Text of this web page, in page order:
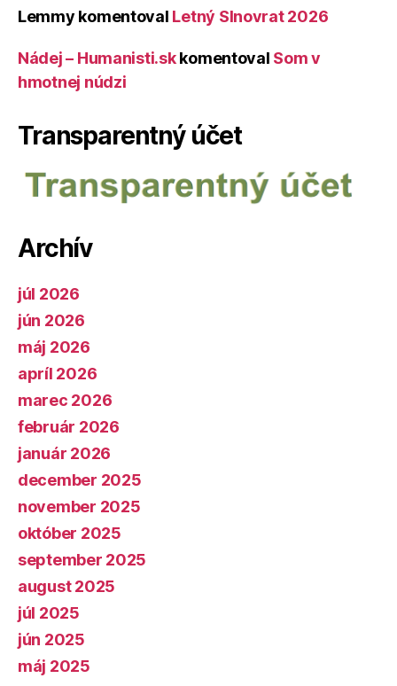
Lemmy komentoval Letný Slnovrat 2026
Nádej – Humanisti.skkomentoval Som v
hmotnej núdzi
Transparentný účet
Archív
júl 2026
jún 2026
máj 2026
apríl 2026
marec 2026
február 2026
január 2026
december 2025
november 2025
október 2025
september 2025
august 2025
júl 2025
jún 2025
máj 2025